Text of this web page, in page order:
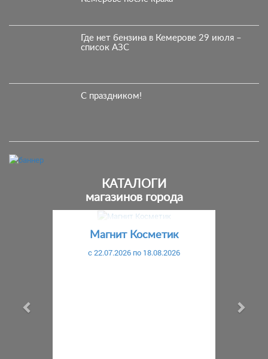
Где нет бензина в Кемерове 29 июля –
список АЗС
С праздником!
КАТАЛОГИ
магазинов города
Магнит Косметик
c 22.07.2026 по 18.08.2026